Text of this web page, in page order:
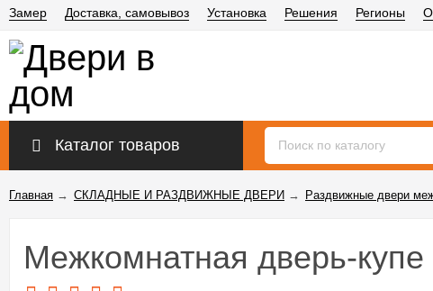
Замер Доставка, самовывоз Установка Решения Регионы
Каталог товаров
Главная → СКЛАДНЫЕ И РАЗДВИЖНЫЕ ДВЕРИ → Раздвижные двери
Межкомнатная дверь-